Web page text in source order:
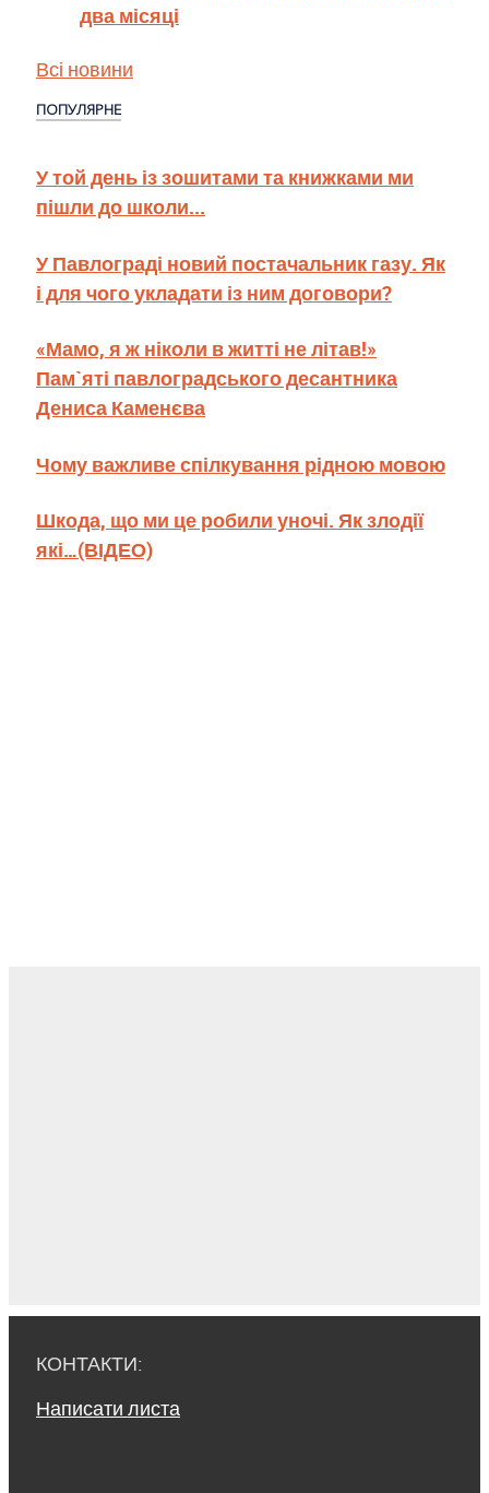
два місяці
Всі новини
ПОПУЛЯРНЕ
У той день із зошитами та книжками ми
пішли до школи...
У Павлограді новий постачальник газу. Як
і для чого укладати із ним договори?
«Мамо, я ж ніколи в житті не літав!»
Пам`яті павлоградського десантника
Дениса Каменєва
Чому важливе спілкування рідною мовою
Шкода, що ми це робили уночі. Як злодії
які…(ВІДЕО)
КОНТАКТИ:
Написати листа